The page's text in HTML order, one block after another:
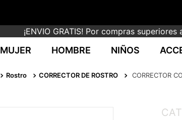
¡ENVIO GRATIS! Por compras superiores
MUJER HOMBRE NIÑOS
Rostro CORRECTOR DE ROSTRO
CORRECTOR